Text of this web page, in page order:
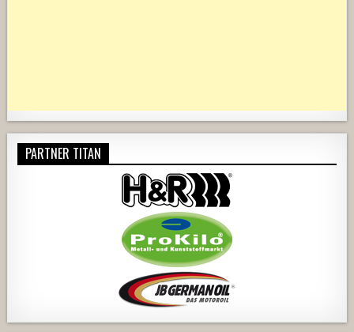
PARTNER TITAN